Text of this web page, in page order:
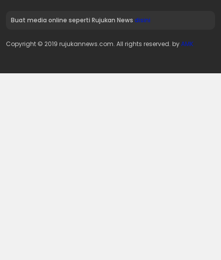
Buat media online seperti Rujukan News disini
Copyright © 2019 rujukannews.com. All rights reserved. byAMK